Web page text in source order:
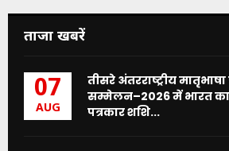
ताजा खबरें
07
AUG
तीसरे अंतरराष्ट्रीय मातृभाषा
सम्मेलन–2026 में भारत का
पत्रकार शशि...